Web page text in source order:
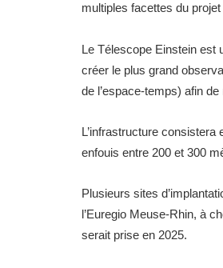
multiples facettes du
Le Télescope Einstein est
créer le plus grand
de l’espace-temps) afin
L’infrastructure
enfouis entre 200 et 300
Plusieurs sites
l’Euregio Meuse-Rhin, à
serait prise en 2025.